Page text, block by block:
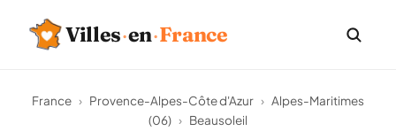
Villes·en·France
France › Provence-Alpes-Côte d'Azur › Alpes-Maritimes
(06) › Beausoleil